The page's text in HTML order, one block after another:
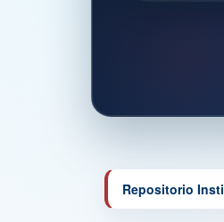
Repositorio